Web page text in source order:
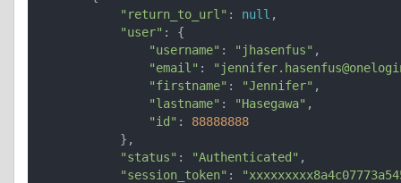
"return_to_url" : null ,
"user" : {
"username" : "jhasenfus" ,
"email" :
"firstname" : "Jennifer" ,
"lastname" : "Hasegawa" ,
"id" : 88888888
"status" : "Authenticated" ,
"session_token" :